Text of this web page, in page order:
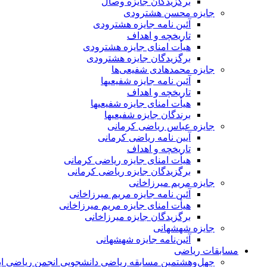
جایزه محسن هشترودی
آئین نامه جایزه هشترودی
تاریخچه و اهداف
هیأت امنای جایزه هشترودی
برگزیدگان جایزه هشترودی
جایزه محمدهادی شفیعی‌ها
آئین نامه جایزه شفیعیها
تاریخچه و اهداف
هیأت امنای جایزه شفیعیها
برندگان جایزه شفیعیها
جایزه عباس ریاضی کرمانی
آیین نامه ریاضی کرمانی
تاریخچه و اهداف
هیأت امنای جایزه ریاضی کرمانی
برگزیدگان جایزه ریاضی کرمانی
جایزه مریم میرزاخانی
آئین نامه جایزه مریم میرزاخانی
هیأت امنای جایزه مریم میرزاخانی
برگزیدگان جایزه میرزاخانی
جایزه شهشهانی
آئین‌نامه جایزه شهشهانی
مسابقات ریاضی
چهل‌و‌هشتمین مسابقه ریاضی دانشجویی انجمن ریاضی